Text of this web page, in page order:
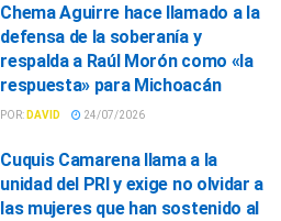
Chema Aguirre hace llamado a la
defensa de la soberanía y
respalda a Raúl Morón como «la
respuesta» para Michoacán
POR: DAVID 24/07/2026
Cuquis Camarena llama a la
unidad del PRI y exige no olvidar a
las mujeres que han sostenido al